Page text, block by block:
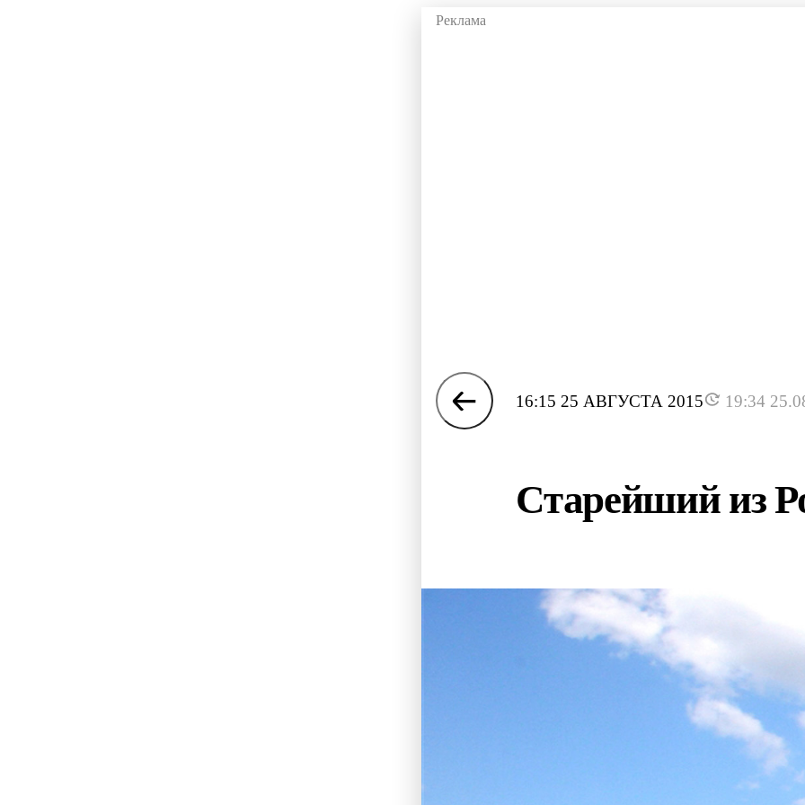
16:15 25 АВГУСТА 2015 19:34
Старейший из